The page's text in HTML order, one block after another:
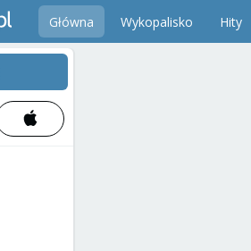
Główna Wykopalisko Hity